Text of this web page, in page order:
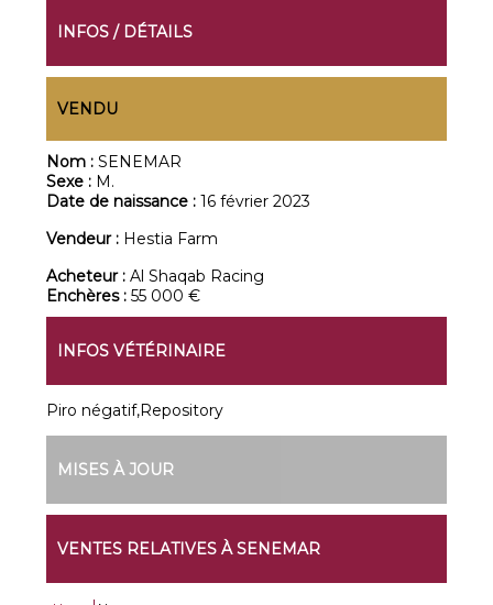
INFOS / DÉTAILS
VENDU
Nom :SENEMAR
Sexe : M.
Date de naissance :16 février 2023
Vendeur : Hestia Farm
Acheteur :Al Shaqab Racing
Enchères :55 000 €
INFOS VÉTÉRINAIRE
Piro négatif,Repository
MISES À JOUR
VENTES RELATIVES À SENEMAR